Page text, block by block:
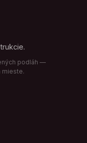
podláh —
mieste.